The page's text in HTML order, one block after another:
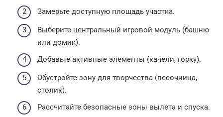
Замерьте доступную площадь участка.
Выберите центральный игровой модуль (башню
или домик).
Добавьте активные элементы (качели, горку).
Обустройте зону для творчества (песочница,
столик).
Рассчитайте безопасные зоны вылета и спуска.